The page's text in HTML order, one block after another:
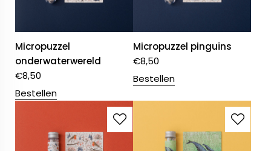
Micropuzzel
onderwaterwereld
€8,50
Bestellen
Micropuzzel pinguïns
€8,50
Bestellen